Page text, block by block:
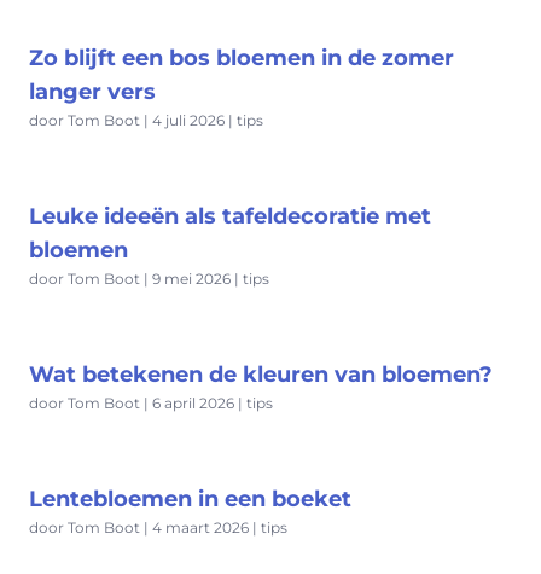
Zo blijft een bos bloemen in de zomer
langer vers
door Tom Boot | 4 juli 2026 | tips
Leuke ideeën als tafeldecoratie met
bloemen
door Tom Boot | 9 mei 2026 | tips
Wat betekenen de kleuren van bloemen?
door Tom Boot | 6 april 2026 | tips
Lentebloemen in een boeket
door Tom Boot | 4 maart 2026 | tips